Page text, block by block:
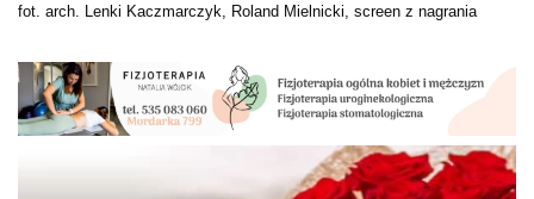
fot. arch. Lenki Kaczmarczyk, Roland Mielnicki, screen z nagrania